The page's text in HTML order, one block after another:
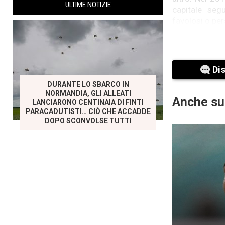
capitale
Prima di
esseri
pesci.
inaspettati,
rosa,
Anche
ULTIME NOTIZIE
DURANTE LO SBARCO IN
NORMANDIA, GLI ALLEATI
LANCIARONO CENTINAIA DI FINTI
PARACADUTISTI… CIÒ CHE ACCADDE
DOPO SCONVOLSE TUTTI